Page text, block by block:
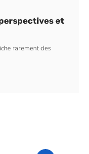
et
rarement des